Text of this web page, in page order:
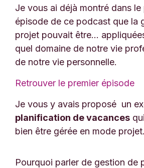
Je vous ai déjà montré dans le
épisode de ce podcast que la
projet pouvait être…
quel domaine de notre vie
de notre vie personnelle.
Retrouver le premier épisode
Je vous y avais proposé un
planification de vacances
bien être gérée en mode projet.
Pourquoi parler de gestion de